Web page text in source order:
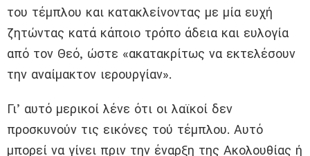
του τέμπλου και κατακλείνοντας με μία ευχή
ζητώντας κατά κάποιο τρόπο άδεια και ευλογία
από τον Θεό, ώστε «ακατακρίτως να εκτελέσουν
την αναίμακτον ιερουργίαν».
Γι’ αυτό μερικοί λένε ότι οι λαϊκοί δεν
προσκυνούν τις εικόνες τού τέμπλου. Αυτό
μπορεί να γίνει πριν την έναρξη της Ακολουθίας ή